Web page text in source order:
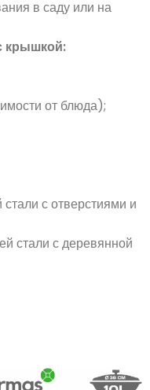
в саду или на
крышкой:
от блюда);
с отверстиями и
стали с деревянной